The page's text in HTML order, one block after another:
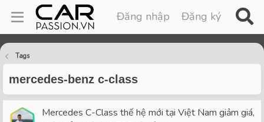
Đăng nhập Đăng ký
Tags
mercedes-benz c-class
Mercedes C-Class thế hệ mới tại Việt Nam giảm giá,